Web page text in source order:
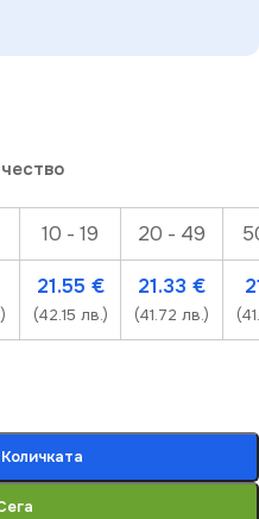
10 - 19 20 - 49
21.55 €
(42.15 лв.)
21.33 €
(41.72 лв.)